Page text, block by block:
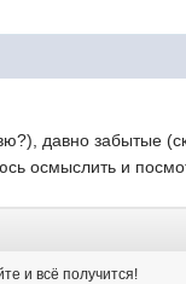
давно забытые
осмыслить и
и всё получится!